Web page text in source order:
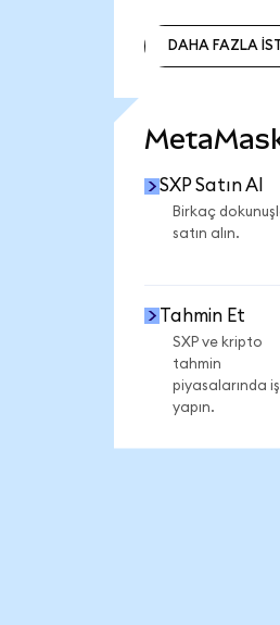
DAHA FAZLA
SXP Satın Al
Birkaç
satın alın.
Tahmin Et
SXP ve kripto
tahmin
piyasalarında
yapın.